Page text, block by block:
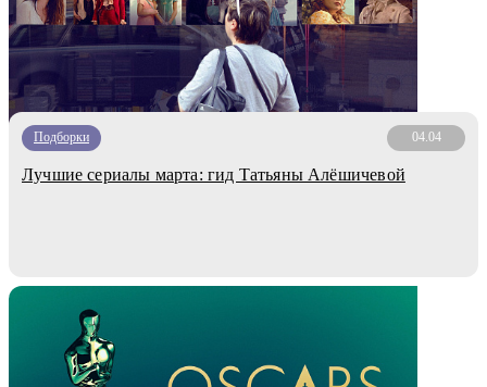
Подборки 04.04
Лучшие сериалы марта: гид Татьяны Алёшичевой